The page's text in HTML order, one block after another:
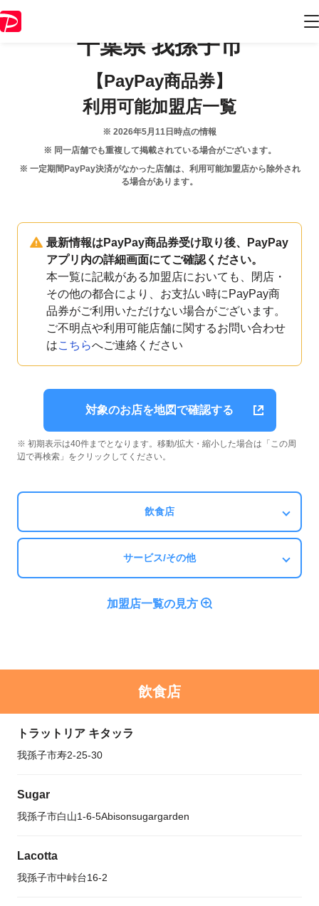
千葉県 我孫子市
【PayPay商品券】
利用可能加盟店一覧
※ 2026年5月11日 時点の情報
※ 同一店舗でも重複して掲載されている場合がございます。
※ 一定期間PayPay決済がなかった店舗は、利用可能加盟店から除外され
る場合があります。
最新情報はPayPay商品券受け取り後、PayPay
アプリ内の詳細画面にてご確認ください。
本一覧に記載がある加盟店においても、閉店・
その他の都合により、お支払い時にPayPay商
品券がご利用いただけない場合がございます。
ご不明点や利用可能店舗に関するお問い合わせ
はこちらへご連絡ください
対象のお店を地図で確認する
※ 初期表示は40件までとなります。移動/拡大・縮小した場合は「この周
辺で再検索」をクリックしてください。
飲食店
サービス/その他
加盟店一覧の見方
飲食店
トラットリア キタッラ
我孫子市寿2-25-30
Sugar
我孫子市白山1-6-5Abisonsugargarden
Lacotta
我孫子市中峠台16-2